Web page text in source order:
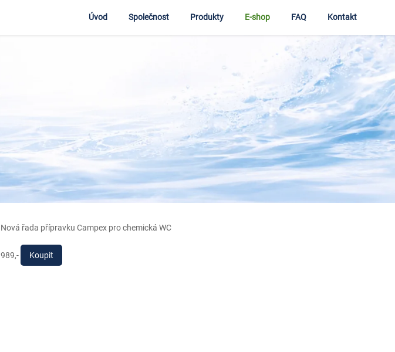
Úvod Společnost Produkty E-shop FAQ Kontakt
Nová řada přípravku Campex pro chemická WC
989,- Koupit